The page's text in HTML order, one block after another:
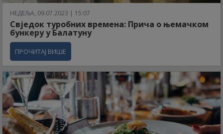
НЕДЕЉА, 09.07.2023 | 15:07
Свједок туробних времена: Прича о њемачком
бункеру у Балатуну
ПРОЧИТАЈ ВИШЕ